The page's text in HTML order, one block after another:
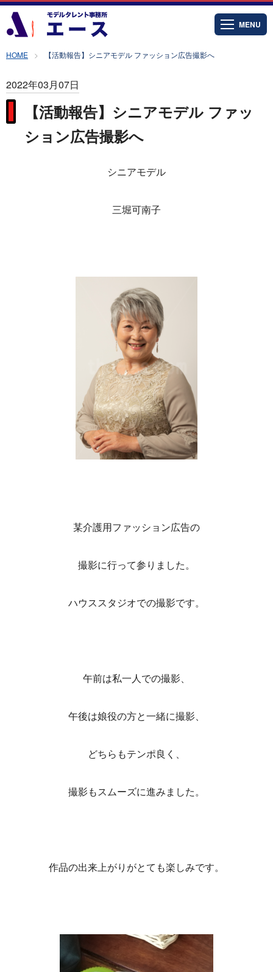
MENU
HOME 【活動報告】シニアモデル ファッション広告撮影へ
2022年03月07日
【活動報告】シニアモデル ファッ
ション広告撮影へ
シニアモデル
三堀可南子
某介護用ファッション広告の
撮影に行って参りました。
ハウススタジオでの撮影です。
午前は私一人での撮影、
午後は娘役の方と一緒に撮影、
どちらもテンポ良く、
撮影もスムーズに進みました。
作品の出来上がりがとても楽しみです。